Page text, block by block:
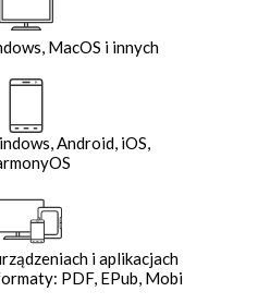
MacOS i innych
Android, iOS,
i aplikacjach
PDF, EPub, Mobi